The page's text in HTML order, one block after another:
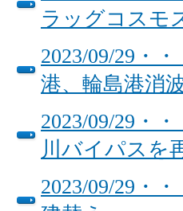
ラッグコスモ
2023/09/29・
港、輪島港消
2023/09/29・
川バイパスを
2023/09/29・